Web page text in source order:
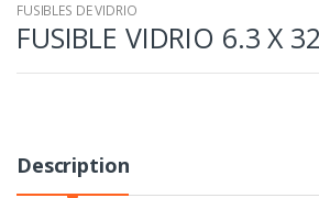
FUSIBLES DE VIDRIO
FUSIBLE VIDRIO 6.3 X
Description